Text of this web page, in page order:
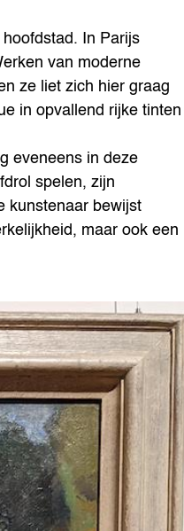
In Parijs
van moderne
ze liet zich hier graag
in opvallend rijke tinten
eveneens in deze
spelen, zijn
kunstenaar bewijst
maar ook een